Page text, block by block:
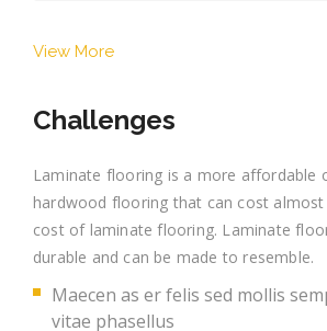
View More
Challenges
Laminate flooring is a more affordable
hardwood flooring that can cost
cost of laminate flooring. Laminate
durable and can be made to resemble.
Maecen as er felis sed mollis
vitae phasellus